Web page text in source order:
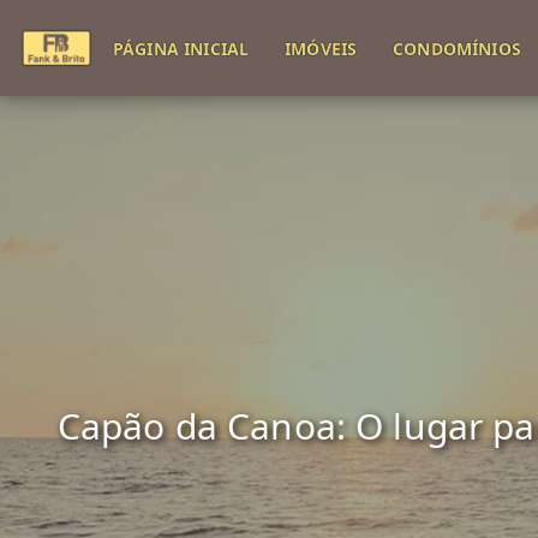
PÁGINA INICIAL IMÓVEIS CONDOMÍNIOS
Capão da Canoa: O lugar